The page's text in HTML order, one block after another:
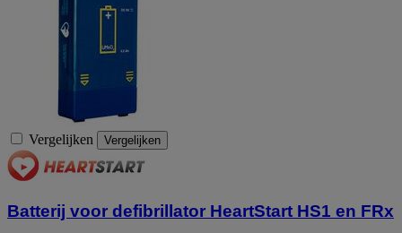
Vergelijken Vergelijken
Batterij voor defibrillator HeartStart HS1 en FRx